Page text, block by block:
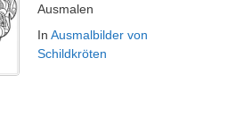
Ausmalen
In Ausmalbilder von
Schildkröten